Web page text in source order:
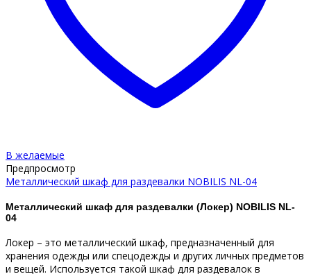
В желаемые
Предпросмотр
Металлический шкаф для раздевалки NOBILIS NL-04
Металлический шкаф для раздевалки (Локер) NOBILIS NL-
04
Локер – это металлический шкаф, предназначенный для
хранения одежды или спецодежды и других личных предметов
и вещей. Используется такой шкаф для раздевалок в